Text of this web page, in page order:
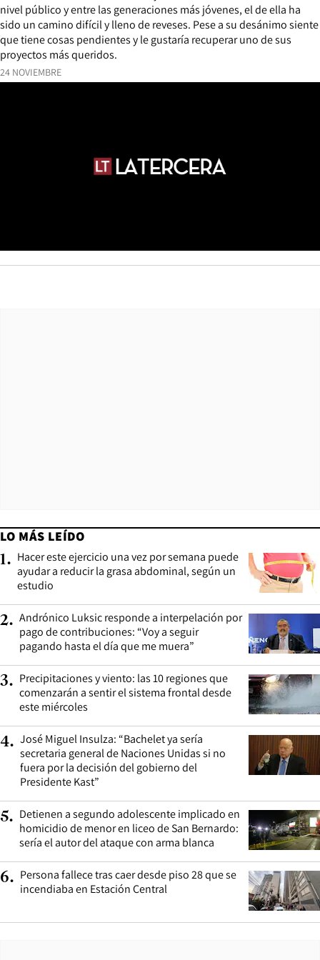
24 NOVIEMBRE
nivel público y entre las generaciones más jóvenes, el de ella ha
sido un camino difícil y lleno de reveses. Pese a su desánimo siente
que tiene cosas pendientes y le gustaría recuperar uno de sus
proyectos más queridos.
LO MÁS LEÍDO
1. Hacer este ejercicio una vez por semana puede
ayudar a reducir la grasa abdominal, según un
estudio
2. Andrónico Luksic responde a interpelación por
pago de contribuciones: “Voy a seguir
pagando hasta el día que me muera”
3. Precipitaciones y viento: las 10 regiones que
comenzarán a sentir el sistema frontal desde
este miércoles
4. José Miguel Insulza: “Bachelet ya sería
secretaria general de Naciones Unidas si no
fuera por la decisión del gobierno del
Presidente Kast”
5. Detienen a segundo adolescente implicado en
homicidio de menor en liceo de San Bernardo:
sería el autor del ataque con arma blanca
6. Persona fallece tras caer desde piso 28 que se
incendiaba en Estación Central